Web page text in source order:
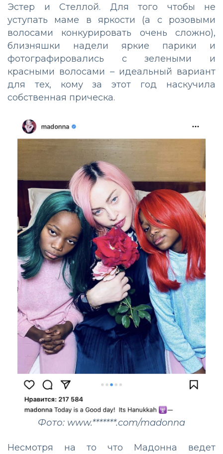
Эстер и Стеллой. Для того чтобы не
уступать маме в яркости (а с розовыми
волосами конкурировать очень сложно),
близняшки надели яркие парики и
фотографировались с зелеными и
красными волосами – идеальный вариант
для тех, кому за этот год наскучила
собственная прическа.
Фото: www.*******.com/madonna
Несмотря на то что Мадонна ведет